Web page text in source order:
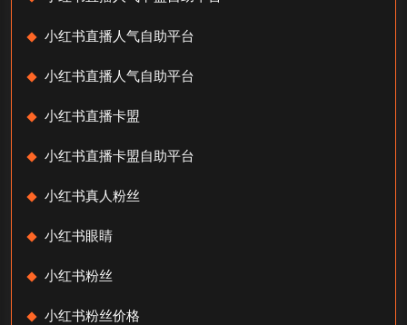
小红书直播人气自助平台
小红书直播人气自助平台
小红书直播卡盟
小红书直播卡盟自助平台
小红书真人粉丝
小红书眼睛
小红书粉丝
小红书粉丝价格